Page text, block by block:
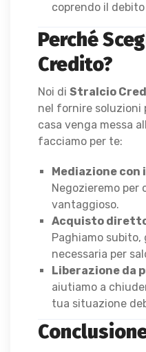
coprendo il
Perché
Credito?
Noi di Stralcio
nel fornire soluzioni
casa venga messa
facciamo per te:
Mediazione
Negozieremo
vantaggioso.
Acquisto
Paghiamo
necessaria per
Liberazione da
aiutiamo a
tua situazione